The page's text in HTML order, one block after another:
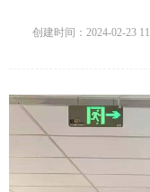
创建时间： 2024-02-23